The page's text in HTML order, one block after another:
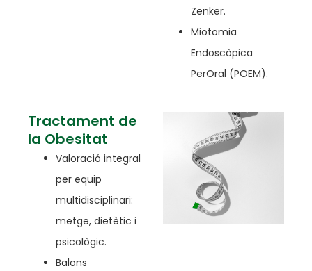
Zenker.
Miotomia
Endoscòpica
PerOral (POEM).
Tractament de
la Obesitat
Valoració integral
per equip
multidisciplinari:
metge, dietètic i
psicològic.
Balons